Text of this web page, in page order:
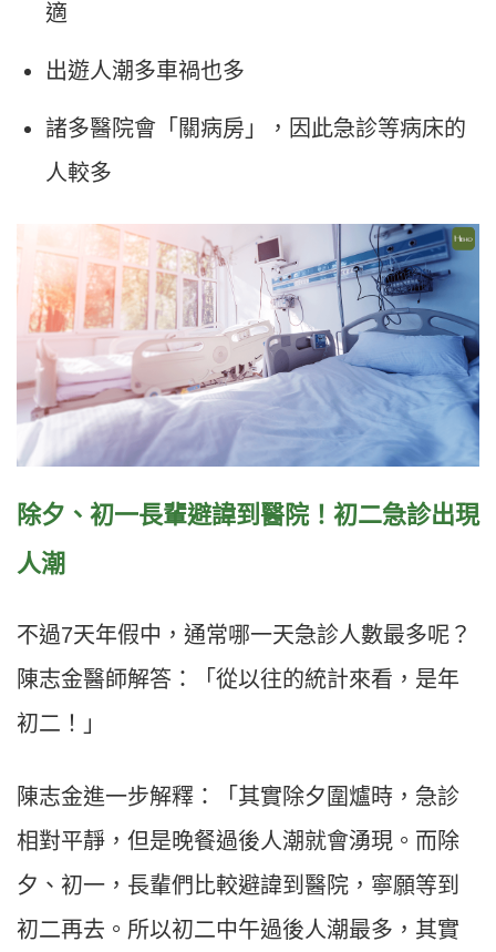
適
出遊人潮多車禍也多
諸多醫院會「關病房」，因此急診等病床的
人較多
除夕、初一長輩避諱到醫院！初二急診出現
人潮
不過7天年假中，通常哪一天急診人數最多呢？
陳志金醫師解答：「從以往的統計來看，是年
初二！」
陳志金進一步解釋：「其實除夕圍爐時，急診
相對平靜，但是晚餐過後人潮就會湧現。而除
夕、初一，長輩們比較避諱到醫院，寧願等到
初二再去。所以初二中午過後人潮最多，其實